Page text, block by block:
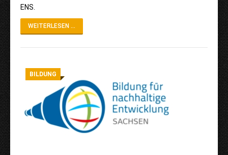
ENS.
WEITERLESEN ...
BILDUNG